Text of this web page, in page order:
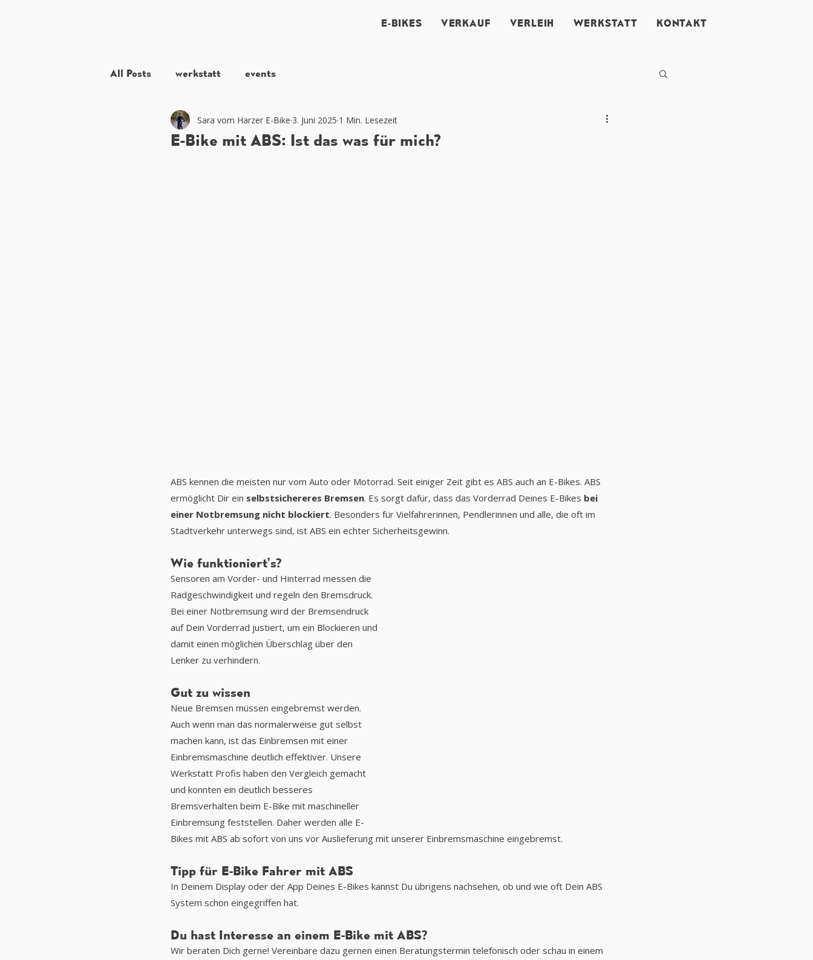
E-BIKES VERKAUF VERLEIH WERKSTATT KONTAKT
All Posts werkstatt events
E-Bike mit ABS: Ist das was für mich?
Sara vom Harzer E-Bike 3. Juni 2025 1 Min. Lesezeit
ABS kennen die meisten nur vom Auto oder Motorrad. Seit einiger Zeit gibt es ABS auch an E-Bikes. ABS
ermöglicht Dir ein selbstsichereres Bremsen. Es sorgt dafür, dass das Vorderrad Deines E-Bikes bei
einer Notbremsung nicht blockiert. Besonders für Vielfahrerinnen, Pendlerinnen und alle, die oft im
Stadtverkehr unterwegs sind, ist ABS ein echter Sicherheitsgewinn.
Wie funktioniert’s?
Sensoren am Vorder- und Hinterrad messen die
Radgeschwindigkeit und regeln den Bremsdruck.
Bei einer Notbremsung wird der Bremsendruck
auf Dein Vorderrad justiert, um ein Blockieren und
damit einen möglichen Überschlag über den
Lenker zu verhindern.
Gut zu wissen
Neue Bremsen müssen eingebremst werden.
Auch wenn man das normalerweise gut selbst
machen kann, ist das Einbremsen mit einer
Einbremsmaschine deutlich effektiver. Unsere
Werkstatt Profis haben den Vergleich gemacht
und konnten ein deutlich besseres
Bremsverhalten beim E-Bike mit maschineller
Einbremsung feststellen. Daher werden alle E-
Bikes mit ABS ab sofort von uns vor Auslieferung mit unserer Einbremsmaschine eingebremst.
Tipp für E-Bike Fahrer mit ABS
In Deinem Display oder der App Deines E-Bikes kannst Du übrigens nachsehen, ob und wie oft Dein ABS
System schon eingegriffen hat.
Du hast Interesse an einem E-Bike mit ABS?
Wir beraten Dich gerne! Vereinbare dazu gernen einen Beratungstermin telefonisch oder schau in einem